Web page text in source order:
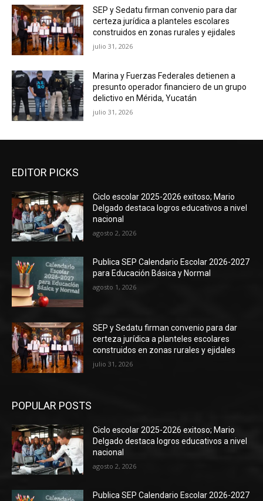
SEP y Sedatu firman convenio para dar
certeza jurídica a planteles escolares
construidos en zonas rurales y ejidales
julio 31, 2026
Marina y Fuerzas Federales detienen a
presunto operador financiero de un grupo
delictivo en Mérida, Yucatán
julio 31, 2026
EDITOR PICKS
Ciclo escolar 2025-2026 exitoso; Mario
Delgado destaca logros educativos a nivel
nacional
agosto 2, 2026
Publica SEP Calendario Escolar 2026-2027
para Educación Básica y Normal
agosto 1, 2026
SEP y Sedatu firman convenio para dar
certeza jurídica a planteles escolares
construidos en zonas rurales y ejidales
julio 31, 2026
POPULAR POSTS
Ciclo escolar 2025-2026 exitoso; Mario
Delgado destaca logros educativos a nivel
nacional
agosto 2, 2026
Publica SEP Calendario Escolar 2026-2027